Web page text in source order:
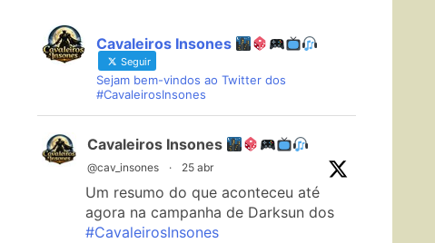
Cavaleiros Insones
Seguir
Sejam bem-vindos ao Twitter dos
#CavaleirosInsones
Cavaleiros Insones
@cav_insones · 25 abr
Um resumo do que aconteceu até
agora na campanha de Darksun dos
#CavaleirosInsones